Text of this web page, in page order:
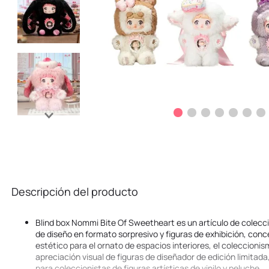
Descripción del producto
Blind box Nommi Bite Of Sweetheart es un artículo de
de diseño en formato sorpresivo y figuras de exhibición,
estético para el ornato de espacios interiores, el
apreciación visual de figuras de diseñador de edición